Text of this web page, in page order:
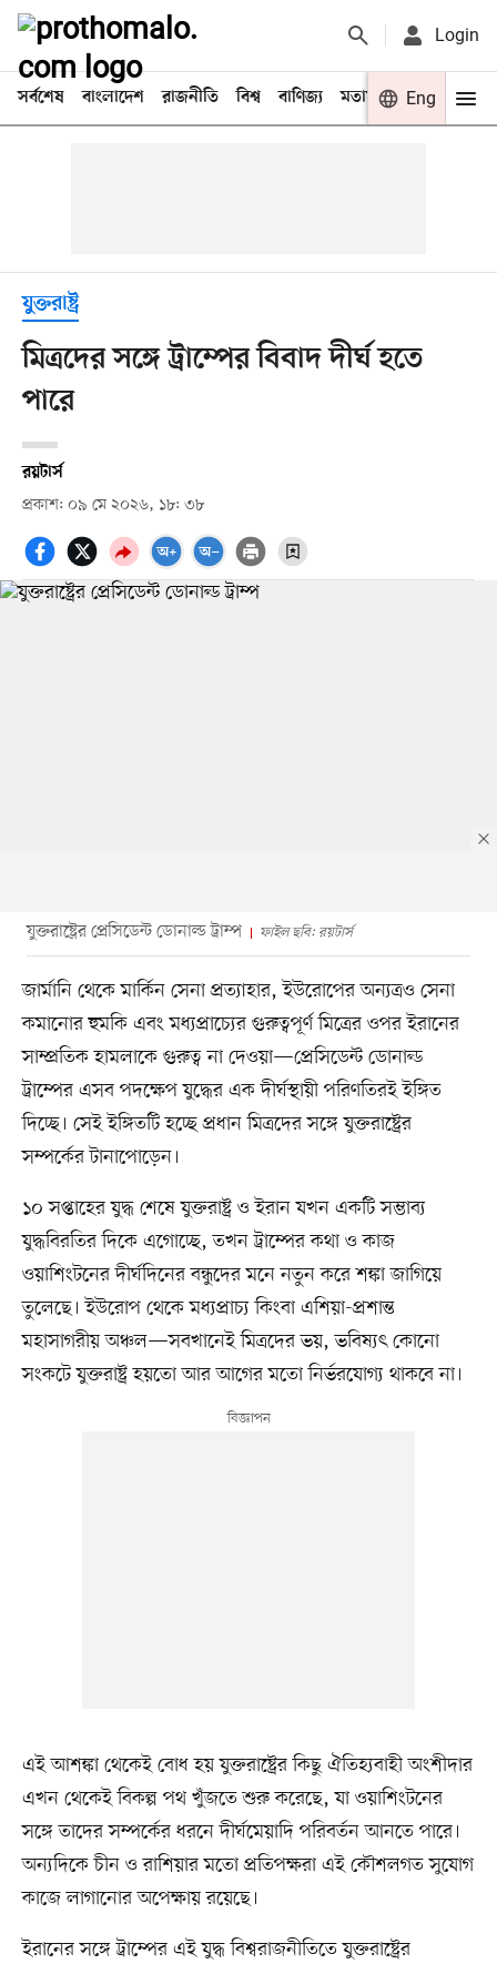
Login
সর্বশেষ বাংলাদেশ রাজনীতি বিশ্ব বাণিজ্য মতামত খেলা
Eng
যুক্তরাষ্ট্র
মিত্রদের সঙ্গে ট্রাম্পের বিবাদ দীর্ঘ হতে
পারে
রয়টার্স
প্রকাশ: ০৯ মে ২০২৬, ১৮: ৩৮
যুক্তরাষ্ট্রের প্রেসিডেন্ট ডোনাল্ড ট্রাম্প ফাইল ছবি: রয়টার্স
জার্মানি থেকে মার্কিন সেনা প্রত্যাহার, ইউরোপের অন্যত্রও সেনা
কমানোর হুমকি এবং মধ্যপ্রাচ্যের গুরুত্বপূর্ণ মিত্রের ওপর ইরানের
সাম্প্রতিক হামলাকে গুরুত্ব না দেওয়া—প্রেসিডেন্ট ডোনাল্ড
ট্রাম্পের এসব পদক্ষেপ যুদ্ধের এক দীর্ঘস্থায়ী পরিণতিরই ইঙ্গিত
দিচ্ছে। সেই ইঙ্গিতটি হচ্ছে প্রধান মিত্রদের সঙ্গে যুক্তরাষ্ট্রের
সম্পর্কের টানাপোড়েন।
১০ সপ্তাহের যুদ্ধ শেষে যুক্তরাষ্ট্র ও ইরান যখন একটি সম্ভাব্য
যুদ্ধবিরতির দিকে এগোচ্ছে, তখন ট্রাম্পের কথা ও কাজ
ওয়াশিংটনের দীর্ঘদিনের বন্ধুদের মনে নতুন করে শঙ্কা জাগিয়ে
তুলেছে। ইউরোপ থেকে মধ্যপ্রাচ্য কিংবা এশিয়া-প্রশান্ত
মহাসাগরীয় অঞ্চল—সবখানেই মিত্রদের ভয়, ভবিষ্যৎ কোনো
সংকটে যুক্তরাষ্ট্র হয়তো আর আগের মতো নির্ভরযোগ্য থাকবে না।
এই আশঙ্কা থেকেই বোধ হয় যুক্তরাষ্ট্রের কিছু ঐতিহ্যবাহী অংশীদার
এখন থেকেই বিকল্প পথ খুঁজতে শুরু করেছে, যা ওয়াশিংটনের
সঙ্গে তাদের সম্পর্কের ধরনে দীর্ঘমেয়াদি পরিবর্তন আনতে পারে।
অন্যদিকে চীন ও রাশিয়ার মতো প্রতিপক্ষরা এই কৌশলগত সুযোগ
কাজে লাগানোর অপেক্ষায় রয়েছে।
ইরানের সঙ্গে ট্রাম্পের এই যুদ্ধ বিশ্বরাজনীতিতে যুক্তরাষ্ট্রের